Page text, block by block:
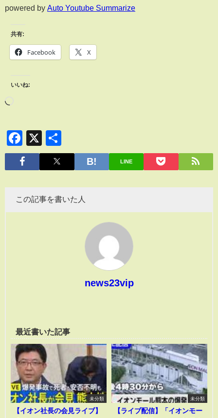
powered by Auto Youtube Summarize
共有:
Facebook X
いいね:
Facebook
X
有
LINE
この記事を書いた人
news23vip
最近書いた記事
未分類
【イオン社長の会見ライブ】
未分類
【ライブ配信】「イオンモー